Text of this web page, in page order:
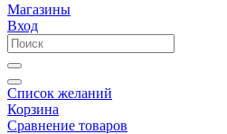
Магазины
Вход
Список желаний
Корзина
Сравнение товаров